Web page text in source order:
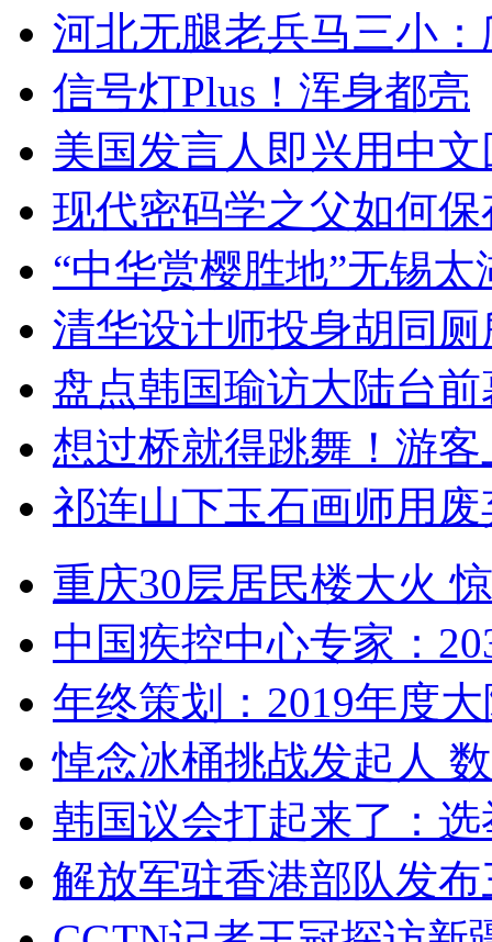
河北无腿老兵马三小
信号灯Plus！浑身都亮
美国发言人即兴用中
现代密码学之父如何
“中华赏樱胜地”无锡
清华设计师投身胡同
盘点韩国瑜访大陆台
想过桥就得跳舞！游客
祁连山下玉石画师用
重庆30层居民楼大火
中国疾控中心专家：
年终策划：2019年度
悼念冰桶挑战发起人
韩国议会打起来了：
解放军驻香港部队发